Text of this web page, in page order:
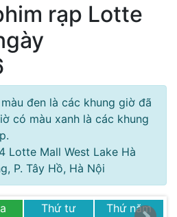
rạp Lotte
đen là các khung giờ đã
có màu xanh là các khung
Lotte Mall West Lake Hà
P. Tây Hồ, Hà Nội
Thứ tư
Thứ năm